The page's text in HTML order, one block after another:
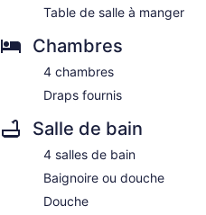
Table de salle à manger
Chambres
4 chambres
Draps fournis
Salle de bain
4 salles de bain
Baignoire ou douche
Douche